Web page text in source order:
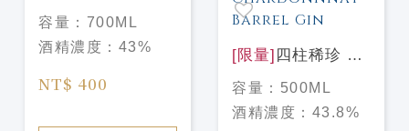
GIN- Classic
容量： 700ML
酒精濃度： 43%
NT$ 400
[限量] 四柱稀珍 限
量 夏多內桶 琴酒
Four Pillars
Chardonnnay
容量： 500ML
酒精濃度： 43.8%